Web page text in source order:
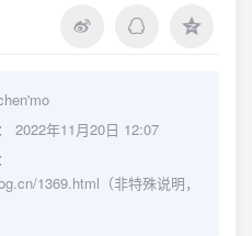
2022年11月20日 12:07
1369.html（非特殊说明，